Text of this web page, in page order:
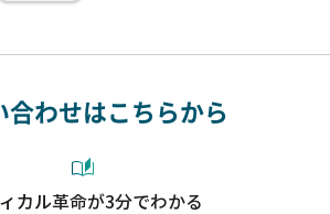
合わせはこちらから
カル革命が3分でわかる